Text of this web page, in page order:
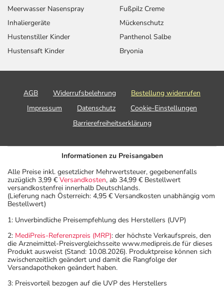
Meerwasser Nasenspray
Inhaliergeräte
Hustenstiller Kinder
Hustensaft Kinder
Fußpilz Creme
Mückenschutz
Panthenol Salbe
Bryonia
AGB Widerrufsbelehrung
Bestellung widerrufen
Impressum
Datenschutz
Cookie-Einstellungen
Barrierefreiheitserklärung
Informationen zu Preisangaben
Alle Preise inkl. gesetzlicher Mehrwertsteuer, gegebenenfalls
zuzüglich 3,99 € Versandkosten, ab 34,99 € Bestellwert
versandkostenfrei innerhalb Deutschlands.
(Lieferung nach Österreich: 4,95 € Versandkosten unabhängig vom
Bestellwert)
1: Unverbindliche Preisempfehlung des Herstellers (UVP)
2: MediPreis-Referenzpreis (MRP): der höchste Verkaufspreis, den
die Arzneimittel-Preisvergleichsseite www.medipreis.de für dieses
Produkt ausweist (Stand: 10.08.2026). Produktpreise können sich
zwischenzeitlich geändert und damit die Rangfolge der
Versandapotheken geändert haben.
3: Preisvorteil bezogen auf die UVP des Herstellers